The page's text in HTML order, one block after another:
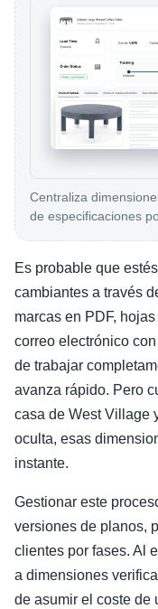
Centraliza
de especificaciones
Es probable que
cambiantes a través
marcas en PDF,
correo electrónico
de trabajar
avanza rápido. Pero
casa de West Village
oculta, esas
instante.
Gestionar este
versiones de planos,
clientes por fases. Al
a dimensiones
de asumir el coste de